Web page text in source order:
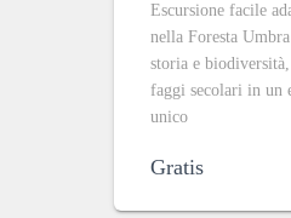
Escursione facile
nella Foresta
storia e
faggi secolari in un
unico
Gratis